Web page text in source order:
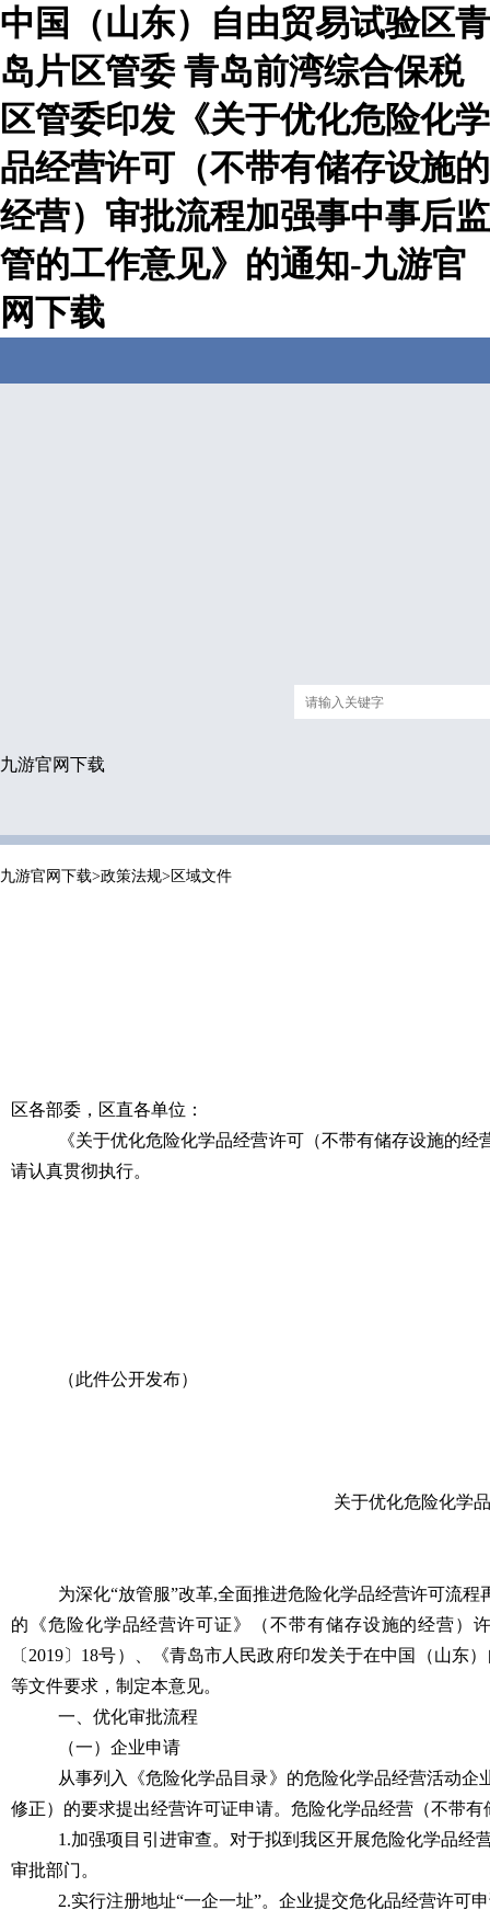
中国（山东）自由贸易试验区青
岛片区管委 青岛前湾综合保税
区管委印发《关于优化危险化学
品经营许可（不带有储存设施的
经营）审批流程加强事中事后监
管的工作意见》的通知-九游官
网下载
九游官网下载
九游官网下载>政策法规> 区域文件
区各部委，区直各单位：
《关于优化危险化学品经营许可（不带有储存设施的
请认真贯彻执行。
（此件公开发布）
关于优化危险化学
为深化“放管服”改革,全面推进危险化学品经营许可流
的《危险化学品经营许可证》（不带有储存设施的经营）
〔2019〕18号）、《青岛市人民政府印发关于在中国（山东
等文件要求，制定本意见。
一、优化审批流程
（一）企业申请
从事列入《危险化学品目录》的危险化学品经营活动
修正）的要求提出经营许可证申请。危险化学品经营（不带
1.加强项目引进审查。对于拟到我区开展危险化学品
审批部门。
2.实行注册地址“一企一址”。企业提交危化品经营许可